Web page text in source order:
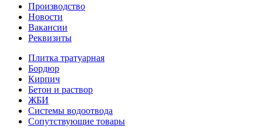
Производство
Новости
Вакансии
Реквизиты
Плитка тратуарная
Бордюр
Кирпич
Бетон и раствор
ЖБИ
Системы водоотвода
Сопутствующие товары